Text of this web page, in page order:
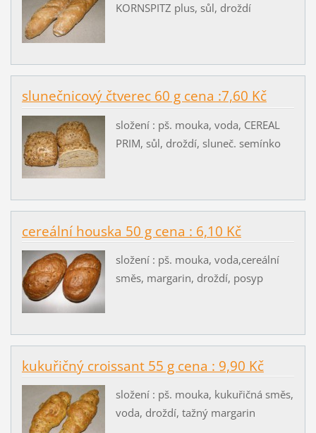
KORNSPITZ plus, sůl, droždí
slunečnicový čtverec 60 g cena :7,60 Kč
složení : pš. mouka, voda, CEREAL
PRIM, sůl, droždí, sluneč. semínko
cereální houska 50 g cena : 6,10 Kč
složení : pš. mouka, voda,cereální
směs, margarin, droždí, posyp
kukuřičný croissant 55 g cena : 9,90 Kč
složení : pš. mouka, kukuřičná směs,
voda, droždí, tažný margarin